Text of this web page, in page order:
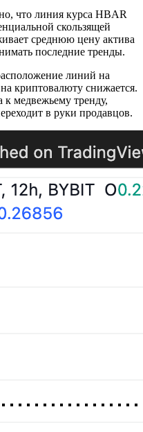
что линия курса HBAR
скользящей
среднюю цену актива
последние тренды.
линий на
криптовалюту снижается.
к медвежьему тренду,
в руки продавцов.